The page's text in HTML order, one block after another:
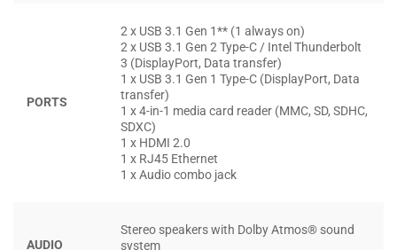
Ngoài ra máy còn có tùy chọn màn hình 4K HDR với Dolby
Vision, có độ sáng 500 nits, cùng độ phủ màu 100%
AdobeRGB, phù hợp với những người chuyên thiết kế đồ
họa. Lenovo cũng bổ sung thêm tùy chọn 4K OLED HDR,
cho màu sắc hiển thị trung thực hơn bao giờ hết. Lenovo
PORTS
2 x USB 3.1 Gen 1** (1 always on)
2 x USB 3.1 Gen 2 Type-C / Intel Thunderbolt
3 (DisplayPort, Data transfer)
1 x USB 3.1 Gen 1 Type-C (DisplayPort, Data
transfer)
1 x 4-in-1 media card reader (MMC, SD, SDHC,
SDXC)
1 x HDMI 2.0
1 x RJ45 Ethernet
1 x Audio combo jack
AUDIO
Stereo speakers with Dolby Atmos® sound
system